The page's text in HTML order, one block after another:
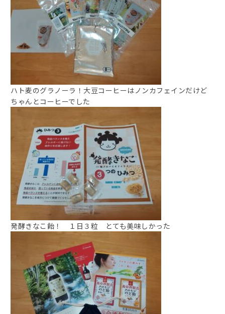
ハト麦のグラノーラ！大豆コーヒーはノンカフェインだけど
ちゃんとコーヒーでした
発酵きなこ飴！ １日３粒 とても美味しかった